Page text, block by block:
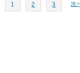
1 2 3 次